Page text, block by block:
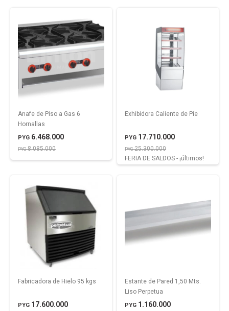
Anafe de Piso a Gas 6
Hornallas
PYG 6.468.000
PYG8.085.000
Exhibidora Caliente de Pie
PYG 17.710.000
PYG25.300.000
FERIA DE SALDOS - ¡últimos!
Fabricadora de Hielo 95 kgs
PYG 17.600.000
Estante de Pared 1,50 Mts.
Liso Perpetua
PYG 1.160.000